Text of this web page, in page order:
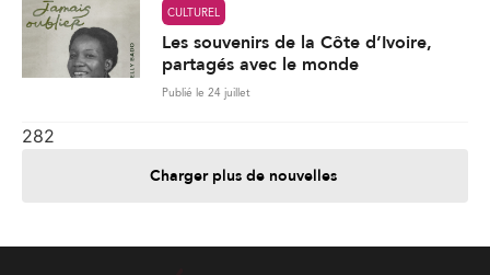
CULTUREL
Les souvenirs de la Côte d’Ivoire,
partagés avec le monde
Publié le 24 juillet
282
Charger plus de nouvelles